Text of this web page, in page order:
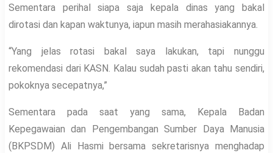
Sementara perihal siapa saja kepala dinas yang bakal
dirotasi dan kapan waktunya, iapun masih merahasiakannya.
“Yang jelas rotasi bakal saya lakukan, tapi nunggu
rekomendasi dari KASN. Kalau sudah pasti akan tahu sendiri,
pokoknya secepatnya,”
Sementara pada saat yang sama, Kepala Badan
Kepegawaian dan Pengembangan Sumber Daya Manusia
(BKPSDM) Ali Hasmi bersama sekretarisnya menghadap